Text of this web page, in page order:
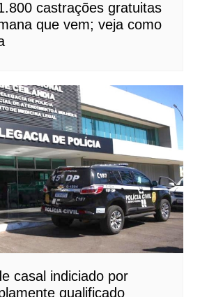
castrações gratuitas
que vem; veja como
casal indiciado por
qualificado